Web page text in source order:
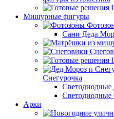
Мишурные фигуры
Сани Деда
Снегурочка
Светодиодные
Арки